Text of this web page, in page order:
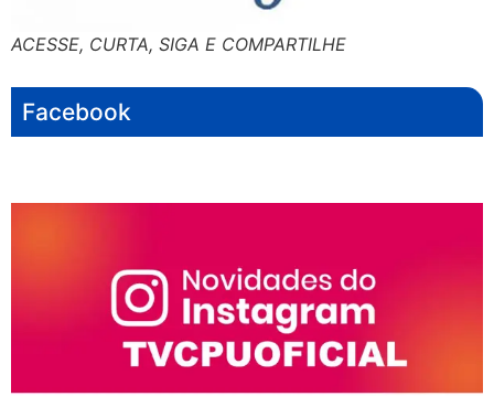
ACESSE, CURTA, SIGA E COMPARTILHE
Facebook